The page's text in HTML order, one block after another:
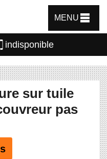
MENU
indisponible
sur tuile
pas